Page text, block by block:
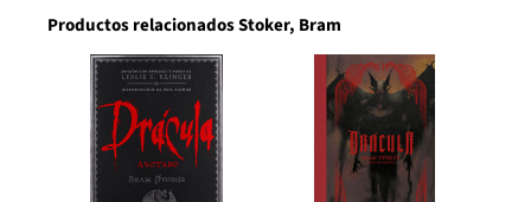
Productos relacionados Stoker, Bram